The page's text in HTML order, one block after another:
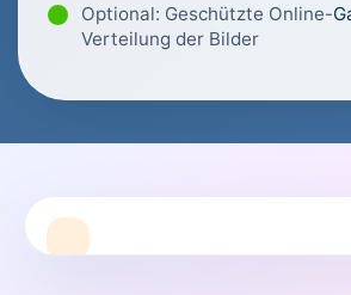
Optional: Geschützte Online-
Verteilung der Bilder